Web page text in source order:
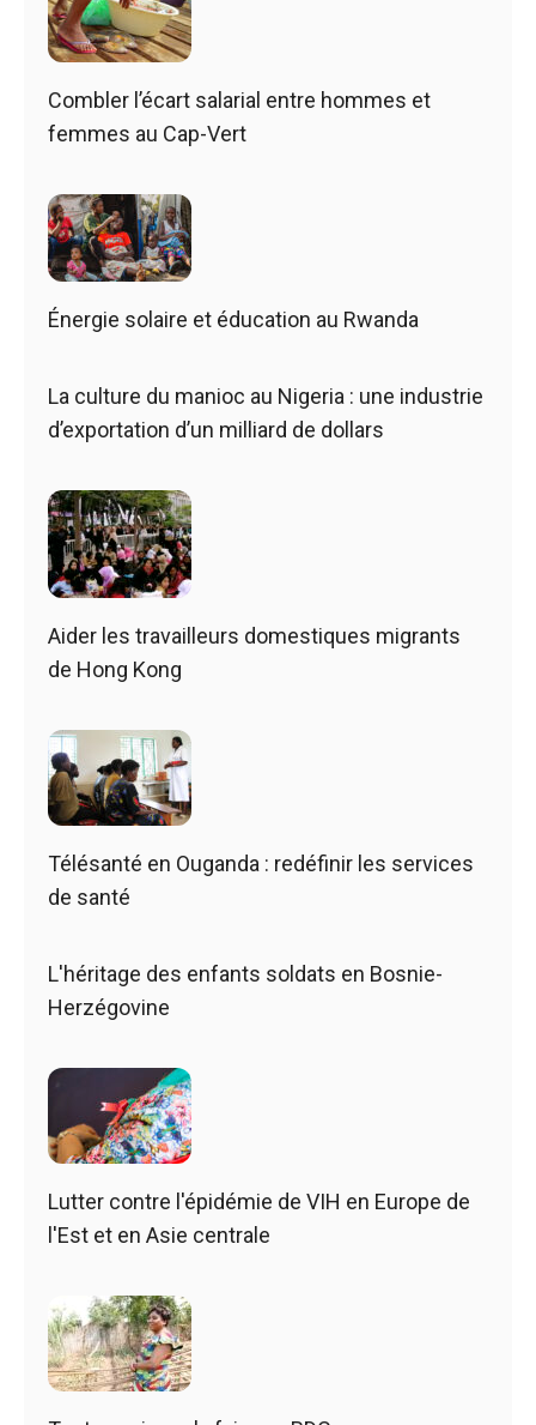
Combler l’écart salarial entre hommes et
femmes au Cap-Vert
Énergie solaire et éducation au Rwanda
La culture du manioc au Nigeria : une industrie
d’exportation d’un milliard de dollars
Aider les travailleurs domestiques migrants
de Hong Kong
Télésanté en Ouganda : redéfinir les services
de santé
L'héritage des enfants soldats en Bosnie-
Herzégovine
Lutter contre l'épidémie de VIH en Europe de
l'Est et en Asie centrale